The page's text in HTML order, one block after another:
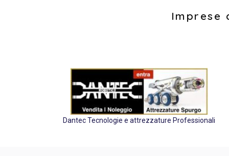
Imprese
Dantec Tecnologie e attrezzature Professionali